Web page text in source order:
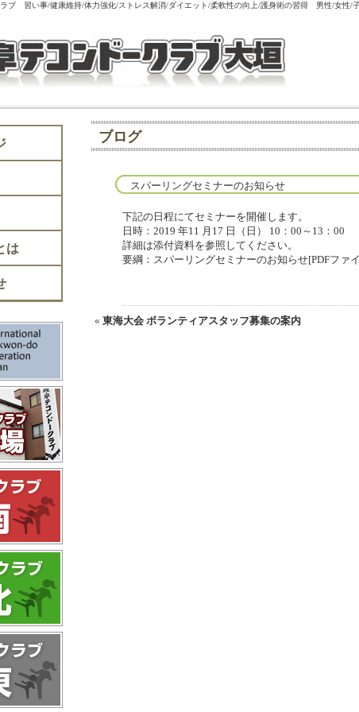
ラブ 習い事/健康維持/体力強化/ストレス解消/ダイエット/柔軟性の向上/護身術の習得 男性/女
は
ブログ
スパーリングセミナーのお知らせ
下記の日程にてセミナーを開催します。
日時：2019 年11 月17 日（日） 10：00～13：00
詳細は添付資料を参照してください。
要綱：スパーリングセミナーのお知らせ[PDFファ
« 東海大会 ボランティアスタッフ募集の案内